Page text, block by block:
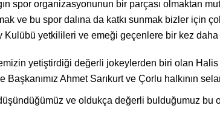
spor organizasyonunun bir parçası olmaktan
ve bu spor dalına da katkı sunmak bizler için
yetkilileri ve emeği geçenlere bir kez
yetiştirdiği değerli jokeylerden biri olan Halis
Ahmet Sarıkurt ve Çorlu halkının
ve oldukça değerli bulduğumuz